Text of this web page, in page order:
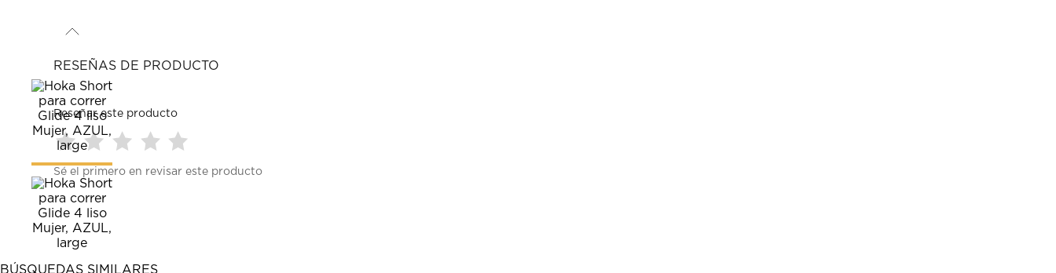
RESEÑAS DE PRODUCTO
Reseñar este producto
para
calificar
el
artículo
con
1
estrella
para
calificar
el
artículo
con
2
estrellas.
para
calificar
con
estrellas.
para
estrellas.
para
Sé el primero en revisar este producto
BÚSQUEDAS SIMILARES